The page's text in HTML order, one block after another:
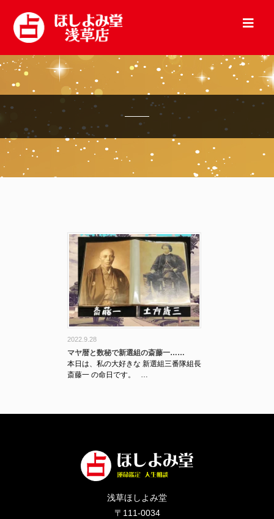
2022.9.28
マヤ暦と数秘で新選組の斎藤一……
本日は、私の大好きな 新選組三番隊組長
斎藤一 の命日です。 …
浅草ほしよみ堂
〒111-0034